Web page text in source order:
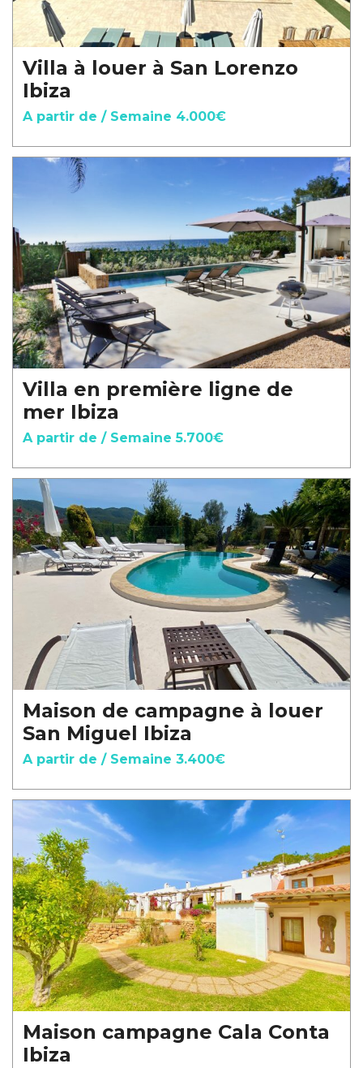
Villa à louer à San Lorenzo
Ibiza
A partir de / Semaine 4.000€
Villa en première ligne de
mer Ibiza
A partir de / Semaine 5.700€
Maison de campagne à louer
San Miguel Ibiza
A partir de / Semaine 3.400€
Maison campagne Cala Conta
Ibiza